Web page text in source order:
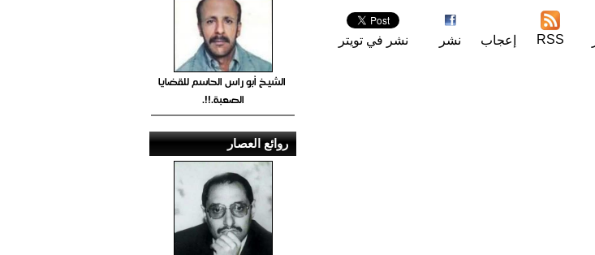
RSS إعجاب نشر نشر في تويتر
الشيخ أبو راس الحاسم للقضايا
الصعبة.!!.
روائع العصار